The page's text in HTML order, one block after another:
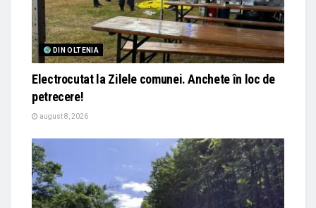
DIN OLTENIA
Electrocutat la Zilele comunei. Anchete în loc de
petrecere!
august 8, 2026